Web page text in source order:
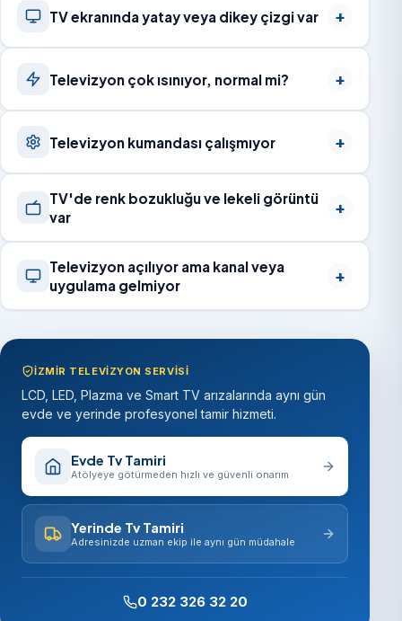
TV ekranında yatay veya dikey çizgi var
Televizyon çok ısınıyor, normal mi?
Televizyon kumandası çalışmıyor
TV'de renk bozukluğu ve lekeli görüntü
var
Televizyon açılıyor ama kanal veya
uygulama gelmiyor
İZMIR TELEVIZYON SERVISI
LCD, LED, Plazma ve Smart TV arızalarında aynı gün
evde ve yerinde profesyonel tamir hizmeti.
Evde Tv Tamiri
Atölyeye götürmeden hızlı ve güvenli onarım
Yerinde Tv Tamiri
Adresinizde uzman ekip ile aynı gün müdahale
0 232 326 32 20